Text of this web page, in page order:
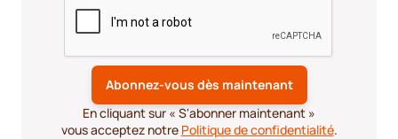
En cliquant sur « S'abonner maintenant »
vous acceptez notre Politique de confidentialité.